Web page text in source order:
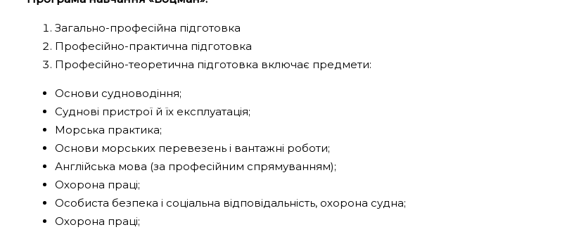
Загально-професійна підготовка
Професійно-практична підготовка
Професійно-теоретична підготовка включає предмети:
Основи судноводіння;
Суднові пристрої й їх експлуатація;
Морська практика;
Основи морських перевезень і вантажні роботи;
Англійська мова (за професійним спрямуванням);
Охорона праці;
Особиста безпека і соціальна відповідальність, охорона судна;
Охорона праці;